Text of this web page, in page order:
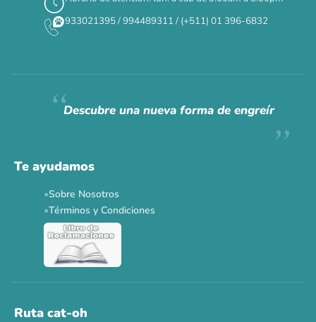
Siempre fuimosraros.
Ver todas las promos 🐾
933021395 / 994489311 / (+511) 01 396-6832
Descubre una nueva forma de engreír
Te ayudamos
Sobre Nosotros
Términos y Condiciones
Ruta cat-oh